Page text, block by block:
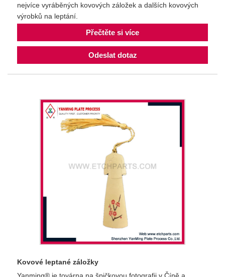
nejvíce vyráběných kovových záložek a dalších kovových
výrobků na leptání.
Přečtěte si více
Odeslat dotaz
Kovové leptané záložky